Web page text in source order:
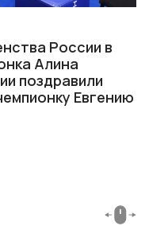
России в
Алина
поздравили
Евгению